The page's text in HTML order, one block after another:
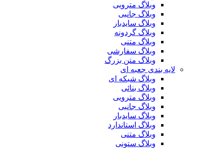
وبلاگ مترویی
وبلاگ جانبی
وبلاگ سایدبار
وبلاگ گردونه
وبلاگ متنی
وبلاگ سفارشی
وبلاگ متن بزرگ
لایه بندی جعبه ای
وبلاگ شبکه ای
وبلاگ بنائی
وبلاگ مترویی
وبلاگ جانبی
وبلاگ سایدبار
وبلاگ استاندارد
وبلاگ متنی
وبلاگ ستونی